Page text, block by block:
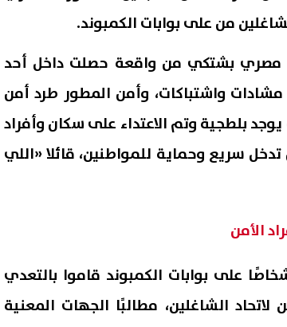
من على بوابات الكمبوند.
مصري بشتكي من واقعة حصلت داخل أحد
واشتباكات، وأمن المطور طرد أمن
يوجد بلطجية وتم الاعتداء على سكان وأفراد
تدخل سريع وحماية للمواطنين، قائلا «اللي
الأمن
على بوابات الكمبوند قاموا بالتعدي
الشاغلين، مطالبًا الجهات المعنية
المأذونين
لم يستمر سوى
«البلطجية والحرامية هيخرجوا